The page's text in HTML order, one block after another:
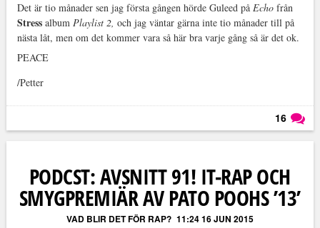
Det är tio månader sen jag första gången hörde Guleed på Echofrån
Stressalbum Playlist 2, och jag väntar gärna inte tio månader till på
nästa låt, men om det kommer vara så här bra varje gång så är det ok.
PEACE
/Petter
16
PODCST: AVSNITT 91! IT-RAP OCH
SMYGPREMIÄR AV PATO POOHS ’13’
VAD BLIR DET FÖR RAP? 11:24 16 JUN 2015